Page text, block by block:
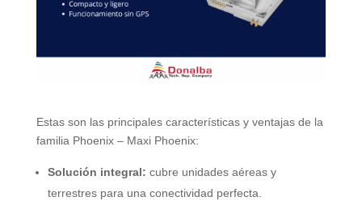
Estas son las principales características y ventajas de la
familia Phoenix – Maxi Phoenix:
Solución integral: cubre unidades aéreas y
terrestres para una conectividad perfecta.